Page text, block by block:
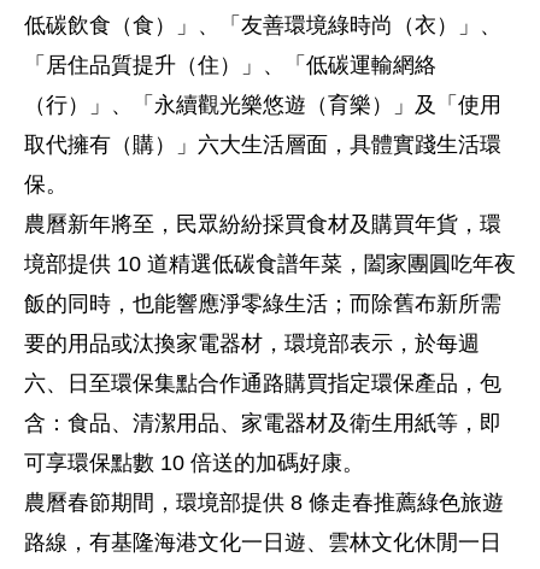
低碳飲食（食）」、「友善環境綠時尚（衣）」、
「居住品質提升（住）」、「低碳運輸網絡
（行）」、「永續觀光樂悠遊（育樂）」及「使用
取代擁有（購）」六大生活層面，具體實踐生活環
保。
農曆新年將至，民眾紛紛採買食材及購買年貨，環
境部提供 10 道精選低碳食譜年菜，闔家團圓吃年夜
飯的同時，也能響應淨零綠生活；而除舊布新所需
要的用品或汰換家電器材，環境部表示，於每週
六、日至環保集點合作通路購買指定環保產品，包
含：食品、清潔用品、家電器材及衛生用紙等，即
可享環保點數 10 倍送的加碼好康。
農曆春節期間，環境部提供 8 條走春推薦綠色旅遊
路線，有基隆海港文化一日遊、雲林文化休閒一日